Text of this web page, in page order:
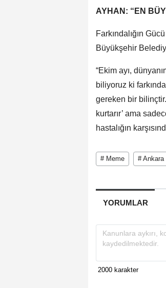
AYHAN: “EN
Farkındalığın
Büyükşehir
“Ekim ayı,
biliyoruz ki
gereken bir
kurtarır’ ama
hastalığın
# Meme # Ankara
YORUMLAR